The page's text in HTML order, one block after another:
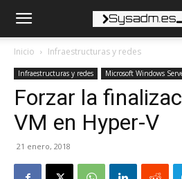
Inicio Infraestructuras y redes
Infraestructuras y redes Microsoft Windows
Forzar la
VM en Hyper-V
21 enero, 2018